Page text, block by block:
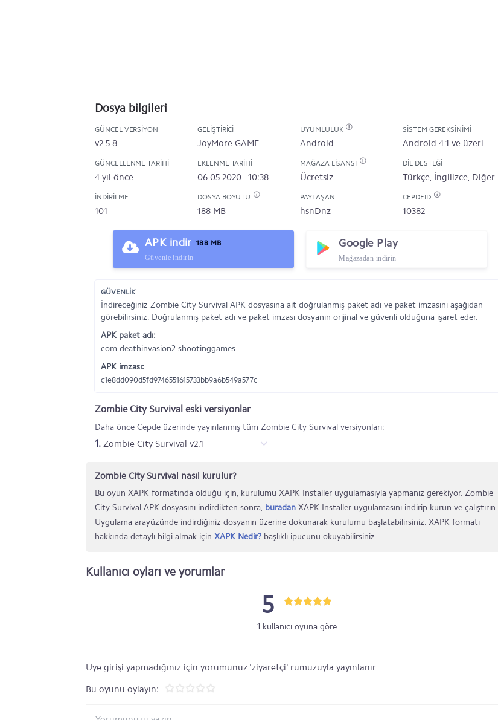
Dosya bilgileri
GÜNCEL VERSIYON
v2.5.8
GELIŞTIRICI
JoyMore GAME
UYUMLULUK
Android
SISTEM GEREKSINIMI
Android 4.1 ve üzeri
GÜNCELLENME TARIHI
4 yıl önce
EKLENME TARIHI
06.05.2020 - 10:38
MAĞAZA LISANSI
Ücretsiz
DIL DESTEĞI
Türkçe, İngilizce, Diğer
İNDIRILME
101
DOSYA BOYUTU
188 MB
PAYLAŞAN
hsnDnz
CEPDEID
10382
APK indir 188 MB
Güvenle indirin
Google Play
Mağazadan indirin
GÜVENLİK
İndireceğiniz Zombie City Survival APK dosyasına ait doğrulanmış paket adı ve paket imzasını aşağıdan
görebilirsiniz. Doğrulanmış paket adı ve paket imzası dosyanın orijinal ve güvenli olduğuna işaret eder.
APK paket adı:
com.deathinvasion2.shootinggames
APK imzası:
c1e8dd090d5fd9746551615733bb9a6b549a577c
Zombie City Survival eski versiyonlar
Daha önce Cepde üzerinde yayınlanmış tüm Zombie City Survival versiyonları:
1. Zombie City Survival v2.1
Zombie City Survival nasıl kurulur?
Bu oyun XAPK formatında olduğu için, kurulumu XAPK Installer uygulamasıyla yapmanız gerekiyor. Zombie
City Survival APK dosyasını indirdikten sonra, buradan XAPK Installer uygulamasını indirip kurun ve çalıştırın.
Uygulama arayüzünde indirdiğiniz dosyanın üzerine dokunarak kurulumu başlatabilirsiniz. XAPK formatı
hakkında detaylı bilgi almak için XAPK Nedir? başlıklı ipucunu okuyabilirsiniz.
Kullanıcı oyları ve yorumlar
5
1 kullanıcı oyuna göre
Üye girişi yapmadığınız için yorumunuz 'ziyaretçi' rumuzuyla yayınlanır.
Bu oyunu oylayın: